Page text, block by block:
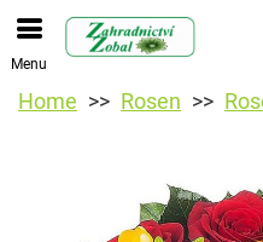
Menu
Home Rosen